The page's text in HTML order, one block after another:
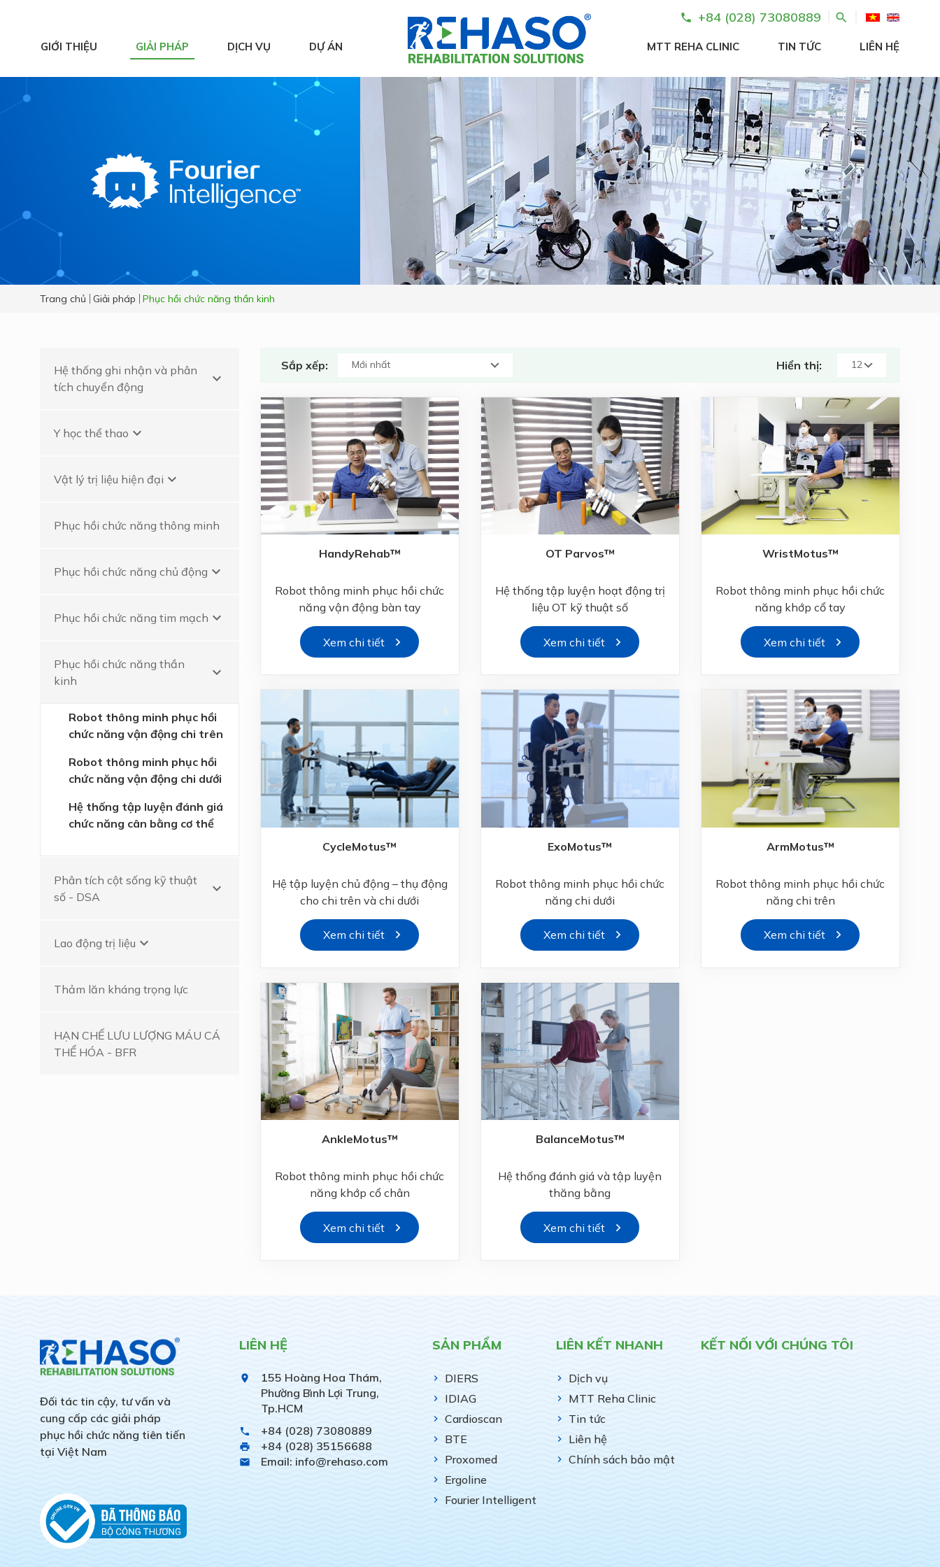
GIỚI THIỆU GIẢI PHÁP
động
Y học thể thao
Phục hồi chức năng
chủ động
Phục hồi chức năng
DỊCH VỤ DỰ ÁN MTT REHA CLINIC TIN TỨC LIÊN HỆ
phone +84 (028) 73080889 search
Trang chủ Giải pháp Phục hồi chức năng thần kinh
Hệ thống ghi nhận và phân
tích chuyển động
keyboard_arrow_down
Y học thể thao keyboard_arrow_down
Vật lý trị liệu hiện đại keyboard_arrow_down
Phục hồi chức năng thông minh
Phục hồi chức năng chủ động keyboard_arrow_down
Phục hồi chức năng tim mạch keyboard_arrow_down
Phục hồi chức năng thần
kinh
keyboard_arrow_down
Robot thông minh phục hồi
chức năng vận động chi trên
Robot thông minh phục hồi
chức năng vận động chi dưới
Hệ thống tập luyện đánh giá
chức năng cân bằng cơ thể
Phân tích cột sống kỹ thuật
số - DSA
keyboard_arrow_down
Lao động trị liệu keyboard_arrow_down
Thảm lăn kháng trọng lực
HẠN CHẾ LƯU LƯỢNG MÁU CÁ
THỂ HÓA - BFR
Sắp xếp: Hiển thị:
HandyRehab™
Robot thông minh phục hồi chức
năng vận động bàn tay
Xem chi tiết
OT Parvos™
Hệ thống tập luyện hoạt động trị
liệu OT kỹ thuật số
Xem chi tiết
WristMotus™
Robot thông minh phục hồi chức
năng khớp cổ tay
Xem chi tiết
CycleMotus™
Hệ tập luyện chủ động – thụ động
cho chi trên và chi dưới
Xem chi tiết
ExoMotus™
Robot thông minh phục hồi chức
năng chi dưới
Xem chi tiết
ArmMotus™
Robot thông minh phục hồi chức
năng chi trên
Xem chi tiết
AnkleMotus™
Robot thông minh phục hồi chức
năng khớp cổ chân
Xem chi tiết
BalanceMotus™
Hệ thống đánh giá và tập luyện
thăng bằng
Xem chi tiết
Đối tác tin cậy, tư vấn và
cung cấp các giải pháp
phục hồi chức năng tiên tiến
tại Việt Nam
LIÊN HỆ
place
155 Hoàng Hoa Thám,
Phường Bình Lợi Trung,
Tp.HCM
phone +84 (028) 73080889
print +84 (028) 35156688
email Email: info@rehaso.com
SẢN PHẨM
DIERS
IDIAG
Cardioscan
BTE
Proxomed
Ergoline
Fourier Intelligent
LIÊN KẾT NHANH
Dịch vụ
MTT Reha Clinic
Tin tức
Liên hệ
Chính sách bảo mật
KẾT NỐI VỚI CHÚNG TÔI